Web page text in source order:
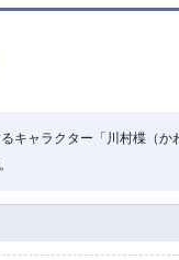
キャラクター「川村楪（